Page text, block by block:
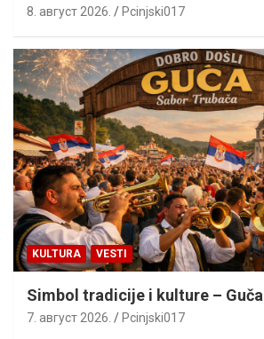
8. август 2026. Pcinjski017
KULTURA VESTI
Simbol tradicije i kulture – Guča
7. август 2026. Pcinjski017